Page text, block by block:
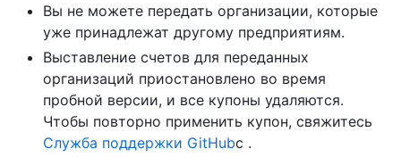
Вы не можете передать организации, которые
уже принадлежат другому предприятиям.
Выставление счетов для переданных
организаций приостановлено во время
пробной версии, и все купоны удаляются.
Чтобы повторно применить купон, свяжитесь
Служба поддержки GitHubс .